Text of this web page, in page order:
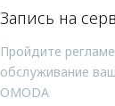
Запись на
Пройдите
обслуживание
OMODA